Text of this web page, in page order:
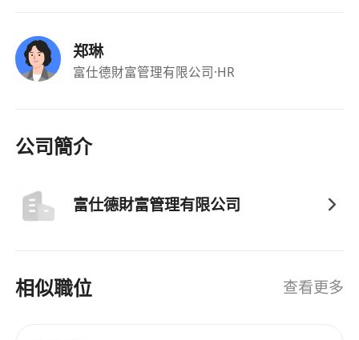
郑琳
富仕德財富管理有限公司·HR
公司簡介
富仕德財富管理有限公司
相似職位 查看更多